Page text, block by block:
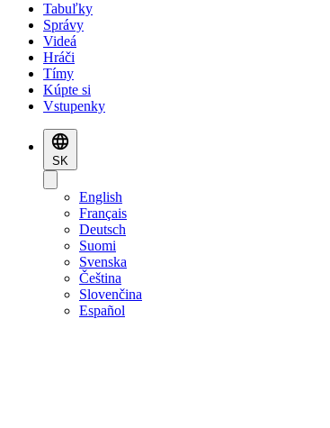
Tabuľky
Správy
Videá
Hráči
Tímy
Kúpte si
Vstupenky
SK
English
Français
Deutsch
Suomi
Svenska
Čeština
Slovenčina
Español